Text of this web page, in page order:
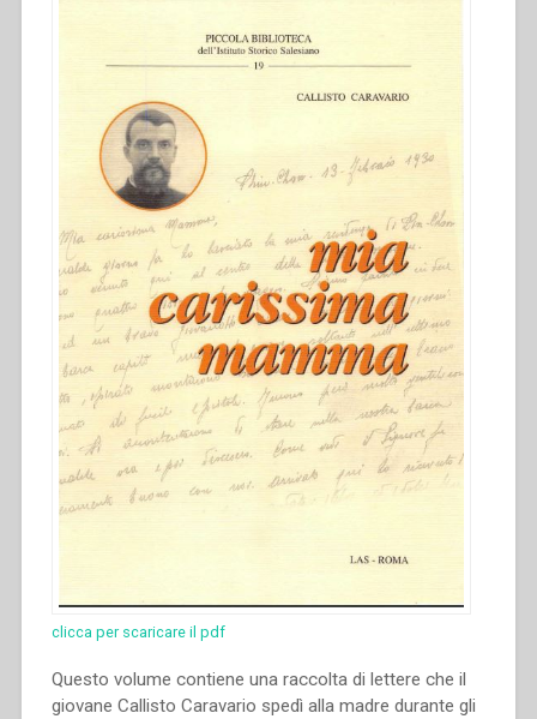
clicca per scaricare il pdf
Questo volume contiene una raccolta di lettere che il
giovane Callisto Caravario spedì alla madre durante gli